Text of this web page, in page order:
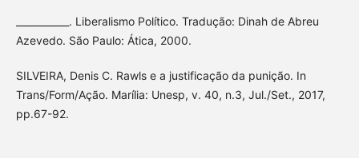
___________. Liberalismo Político. Tradução: Dinah de Abreu
Azevedo. São Paulo: Ática, 2000.
SILVEIRA, Denis C. Rawls e a justificação da punição. In
Trans/Form/Ação. Marília: Unesp, v. 40, n.3, Jul./Set., 2017,
pp.67-92.